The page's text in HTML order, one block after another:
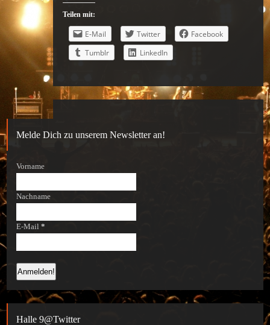
Teilen mit:
E-Mail Twitter
Facebook
Tumblr
LinkedIn
Melde Dich zu unserem Newsletter an!
Vorname
Nachname
E-Mail *
Halle 9@Twitter